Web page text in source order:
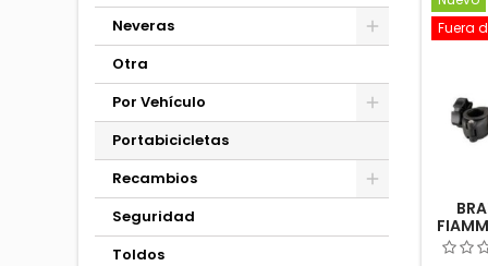
Neveras
Otra
Por Vehículo
Portabicicletas
Recambios
Seguridad
Toldos
Fuera
2